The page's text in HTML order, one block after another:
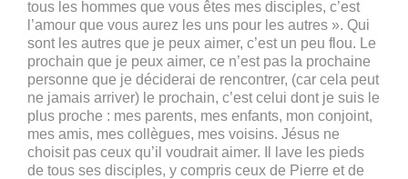
tous les hommes que vous êtes mes disciples, c’est
l’amour que vous aurez les uns pour les autres ». Qui
sont les autres que je peux aimer, c’est un peu flou. Le
prochain que je peux aimer, ce n’est pas la prochaine
personne que je déciderai de rencontrer, (car cela peut
ne jamais arriver) le prochain, c’est celui dont je suis le
plus proche : mes parents, mes enfants, mon conjoint,
mes amis, mes collègues, mes voisins. Jésus ne
choisit pas ceux qu’il voudrait aimer. Il lave les pieds
de tous ses disciples, y compris ceux de Pierre et de